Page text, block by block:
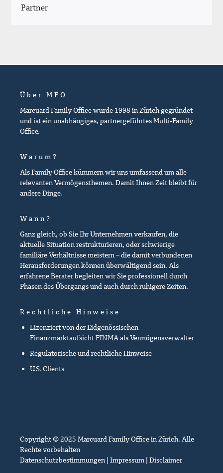
Partner
Über MFO
Marcuard Family Office wurde 1998 in Zürich gegründet
und ist ein unabhängiges, partnergeführtes Multi-Family
Office.
Warum?
Als Family Office kümmern wir uns umfassend um alle
relevanten Vermögensthemen. Damit Ihnen Zeit bleibt für
andere Dinge.
Wann?
Ganz gleich, ob Sie Ihr Unternehmen verkaufen, die
aktuelle Situation restrukturieren, oder schwierige
familiäre Verhältnisse meistern – die damit verbundenen
Herausforderungen können überwältigend sein. Als
erfahrene Berater begleiten wir Sie professionell durch
Phasen des Übergangs und auch durch ruhigere Zeiten.
Rechtliche Hinweise
Lizenziert von der Eidgenössischen
Finanzmarktaufsicht FINMA als Vermögensverwalter
Regulatorische und rechtliche Hinweise
U.S. Clients
Copyright © 2025 Marcuard Family Office in Zürich. Alle
Rechte vorbehalten
Datenschutzbestimmungen| Impressum | Disclaimer